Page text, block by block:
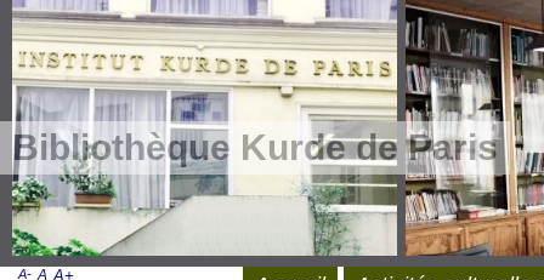
Bibliothèque Kurde de Paris
A- A A+